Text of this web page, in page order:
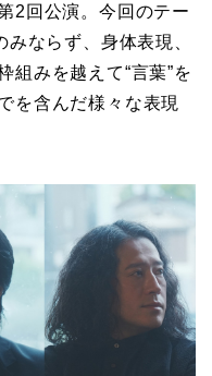
2回公演。今回のテー
ならず、身体表現、
組みを越えて“言葉”を
を含んだ様々な表現